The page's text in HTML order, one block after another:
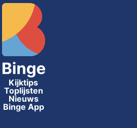
Kijktips
Toplijsten
Nieuws
Binge App